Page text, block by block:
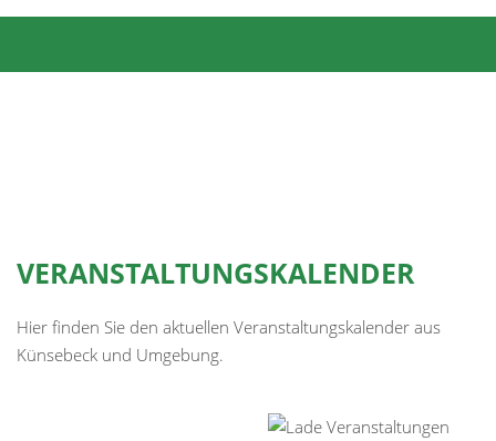
VERANSTALTUNGSKALENDER
Hier finden Sie den aktuellen Veranstaltungskalender aus
Künsebeck und Umgebung.